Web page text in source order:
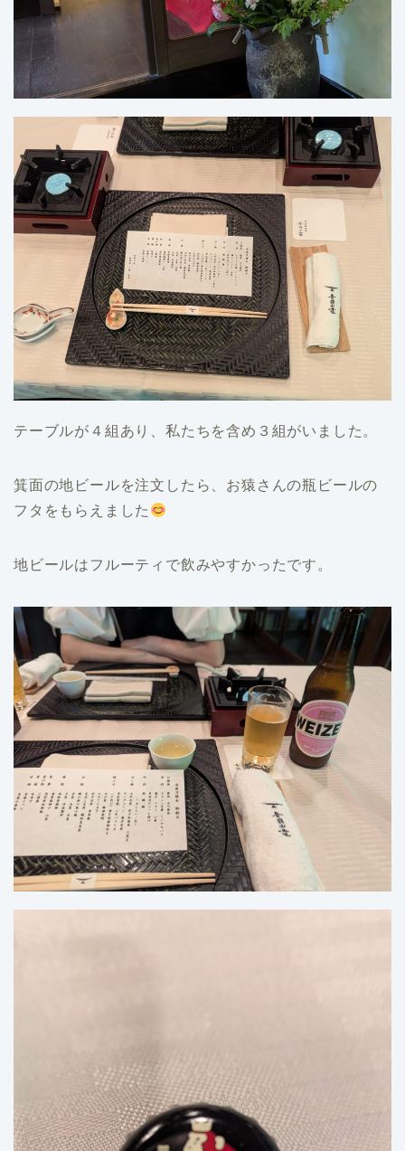
テーブルが４組あり、私たちを含め３組がいました。
箕面の地ビールを注文したら、お猿さんの瓶ビールの
フタをもらえました
地ビールはフルーティで飲みやすかったです。